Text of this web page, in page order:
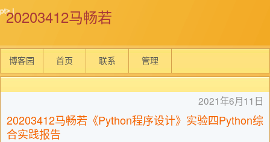
20203412马畅若
博客园 首页 联系 管理
2021年6月11日
20203412马畅若《Python程序设计》实验四Python综
合实践报告